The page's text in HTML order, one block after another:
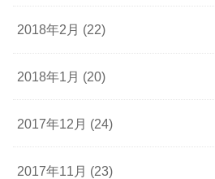
2018年2月 (22)
2018年1月 (20)
2017年12月 (24)
2017年11月 (23)